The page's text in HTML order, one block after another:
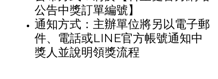
公告中獎訂單編號】
通知方式：主辦單位將另以電子郵
件、電話或LINE官方帳號通知中
獎人並說明領獎流程